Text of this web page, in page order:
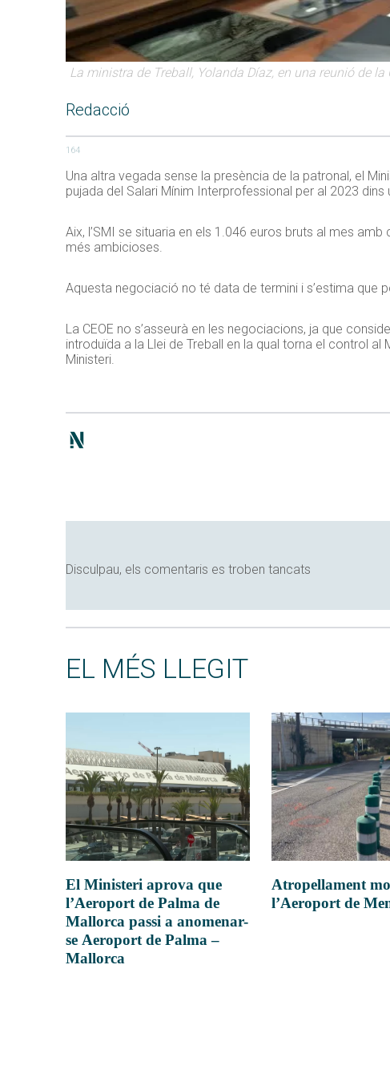
La ministra de Treball, Yolanda Díaz, en una reunió de
Redacció
164
Una altra vegada sense la presència de la patronal, el
pujada del Salari Mínim Interprofessional per al 2023 dins
Aix, l’SMI se situaria en els 1.046 euros bruts al mes
més ambicioses.
Aquesta negociació no té data de termini i s’estima
La CEOE no s’asseurà en les negociacions, ja que
introduïda a la Llei de Treball en la qual torna el control
Ministeri.
Disculpau, els comentaris es troben tancats
EL MÉS LLEGIT
El Ministeri aprova que
l’Aeroport de Palma de
Mallorca passi a anomenar-
se Aeroport de Palma –
Mallorca
Atropellament
l’Aeroport de